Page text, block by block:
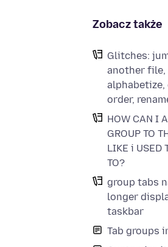
Zobacz także
Glitches:
another file,
alphabetize,
order,
HOW CAN I
GROUP TO
LIKE i USED
TO?
group tabs
longer
taskbar
Tab groups